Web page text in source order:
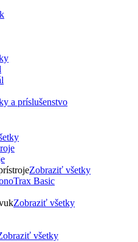
a príslušenstvo
Zobraziť všetky
Zobraziť všetky
všetky